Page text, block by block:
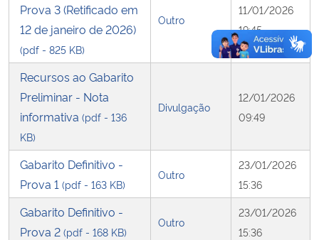
Prova 3 (Retificado em
12 de janeiro de 2026)
(pdf - 825 KB)
Outro
11/01/2026
19:45
Recursos ao Gabarito
Preliminar - Nota
informativa (pdf - 136
KB)
Divulgação
12/01/2026
09:49
Gabarito Definitivo -
Prova 1 (pdf - 163 KB)
Outro
23/01/2026
15:36
Gabarito Definitivo -
Prova 2 (pdf - 168 KB)
Outro
23/01/2026
15:36